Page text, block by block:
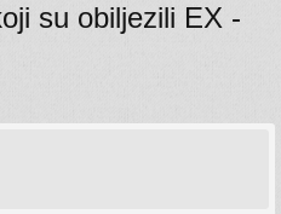
su obiljezili EX -